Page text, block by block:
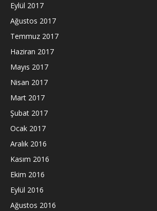
Eylül 2017
Ağustos 2017
Temmuz 2017
Haziran 2017
Mayıs 2017
Nisan 2017
Mart 2017
Şubat 2017
Ocak 2017
Aralık 2016
Kasım 2016
Ekim 2016
Eylül 2016
Ağustos 2016